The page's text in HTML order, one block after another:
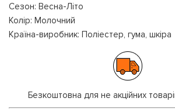
Сезон: Весна-Літо
Колір: Молочний
Країна-виробник: Поліестер, гума, шкіра
Безкоштовна для не акційних